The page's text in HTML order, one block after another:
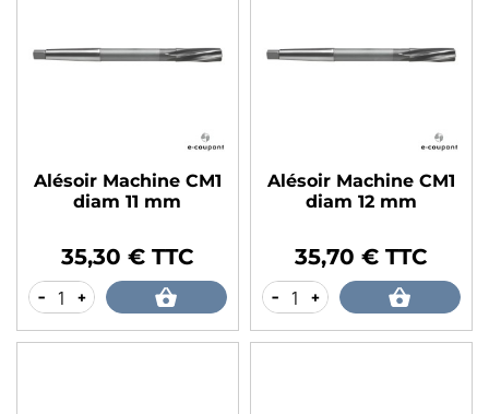
Alésoir Machine CM1
diam 11 mm
Prix35,30 € TTC
- +
Alésoir Machine CM1
diam 12 mm
Prix35,70 € TTC
- +